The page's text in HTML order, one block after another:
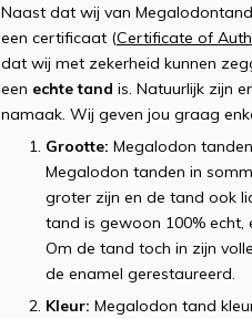
Naast dat wij van
een certificaat (Certificate of
dat wij met zekerheid kunnen
een echte tand is. Natuurlijk zijn
namaak. Wij geven jou graag
Grootte: Megalodon
Megalodon tanden in
groter zijn en de tand ook
tand is gewoon 100% echt,
Om de tand toch in zijn
de enamel gerestaureerd.
Kleur: Megalodon tand